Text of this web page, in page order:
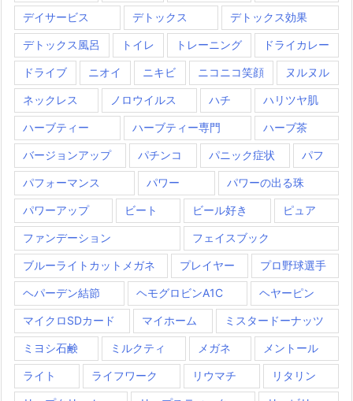
デイサービス デトックス デトックス効果
デトックス風呂 トイレ トレーニング ドライカレー
ドライブ ニオイ ニキビ ニコニコ笑顔 ヌルヌル
ネックレス ノロウイルス ハチ ハリツヤ肌
ハーブティー ハーブティー専門 ハーブ茶
バージョンアップ パチンコ パニック症状 パフ
パフォーマンス パワー パワーの出る珠
パワーアップ ビート ビール好き ピュア
ファンデーション フェイスブック
ブルーライトカットメガネ プレイヤー プロ野球選手
ヘパーデン結節 ヘモグロビンA1C ヘヤーピン
マイクロSDカード マイホーム ミスタードーナッツ
ミヨシ石鹸 ミルクティ メガネ メントール
ライト ライフワーク リウマチ リタリン